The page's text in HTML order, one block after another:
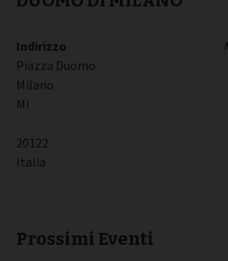
Indirizzo
Piazza Duomo
Milano
Mi
20122
Italia
Prossimi Eventi